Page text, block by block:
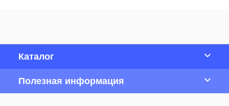
Каталог
Полезная информация